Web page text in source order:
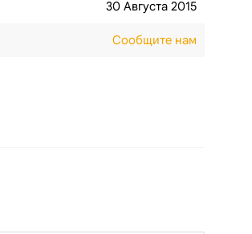
30 Августа 2015
Сообщите нам